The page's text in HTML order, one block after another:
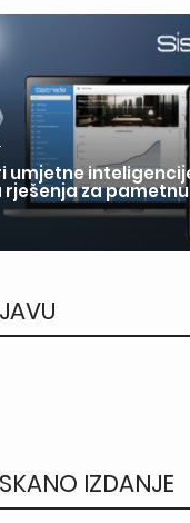
umjetne
za pametnu
IZDANJE